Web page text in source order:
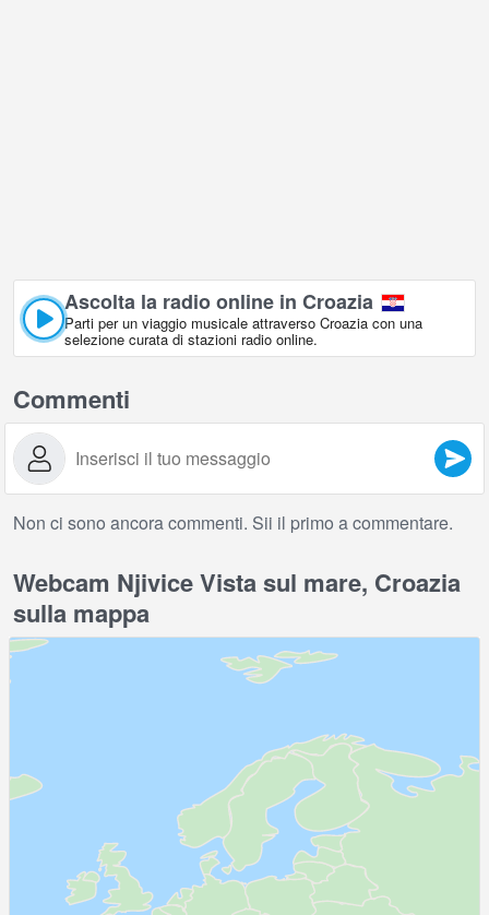
Ascolta la radio online in Croazia
Parti per un viaggio musicale attraverso Croazia con una
selezione curata di stazioni radio online.
Commenti
Non ci sono ancora commenti. Sii il primo a commentare.
Webcam Njivice Vista sul mare, Croazia
sulla mappa